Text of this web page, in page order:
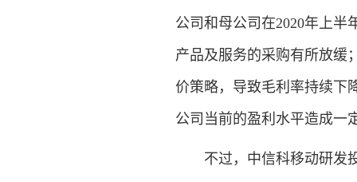
公司和母公司在2020年上半
产品及服务的采购有所放缓
价策略，导致毛利率持续下
公司当前的盈利水平造成一
不过，中信科移动研发投